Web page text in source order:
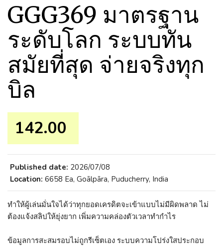
GGG369 มาตรฐาน
ระดับโลก ระบบทัน
สมัยที่สุด จ่ายจริงทุก
บิล
142.00 ₹
Published date: 2026/07/08
Location: 6658 Ea, Goālpāra, Puducherry, India
ทำให้ผู้เล่นมั่นใจได้ว่าทุกยอดเครดิตจะเข้าแบบไม่มีผิดพลาด ไม่
ต้องแจ้งสลิปให้ยุ่งยาก เพิ่มความคล่องตัวเวลาทำกำไร
ข้อมูลการสะสมรอบไม่ถูกรีเซ็ตเอง ระบบความโปร่งใสประกอบ